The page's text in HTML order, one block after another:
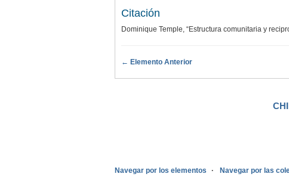
Citación
Dominique Temple, “Estructura comunitaria y
← Elemento Anterior
Navegar por los elementos Navegar por las